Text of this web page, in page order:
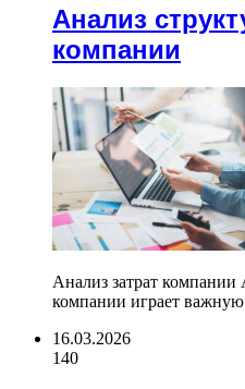
Анализ
компании
Анализ затрат компании
компании играет
16.03.2026
140